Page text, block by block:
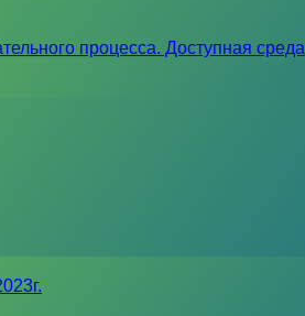
процесса. Доступная среда